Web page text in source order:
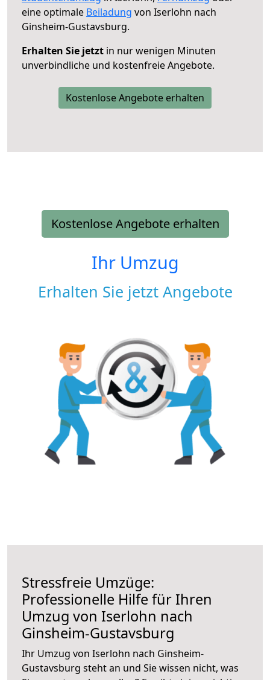
eine optimale Beiladung von Iserlohn nach
Ginsheim-Gustavsburg.
Erhalten Sie jetzt in nur wenigen Minuten
unverbindliche und kostenfreie Angebote.
Kostenlose Angebote erhalten
Kostenlose Angebote erhalten
Ihr Umzug
Erhalten Sie jetzt Angebote
Stressfreie Umzüge:
Professionelle Hilfe für Ihren
Umzug von Iserlohn nach
Ginsheim-Gustavsburg
Ihr Umzug von Iserlohn nach Ginsheim-
Gustavsburg steht an und Sie wissen nicht, was